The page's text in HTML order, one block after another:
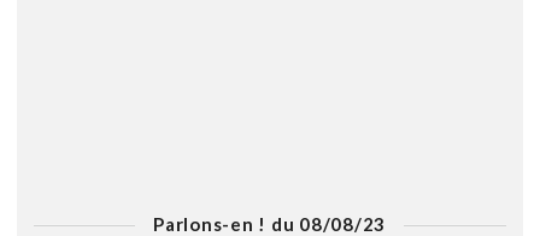
Parlons-en ! du 08/08/23